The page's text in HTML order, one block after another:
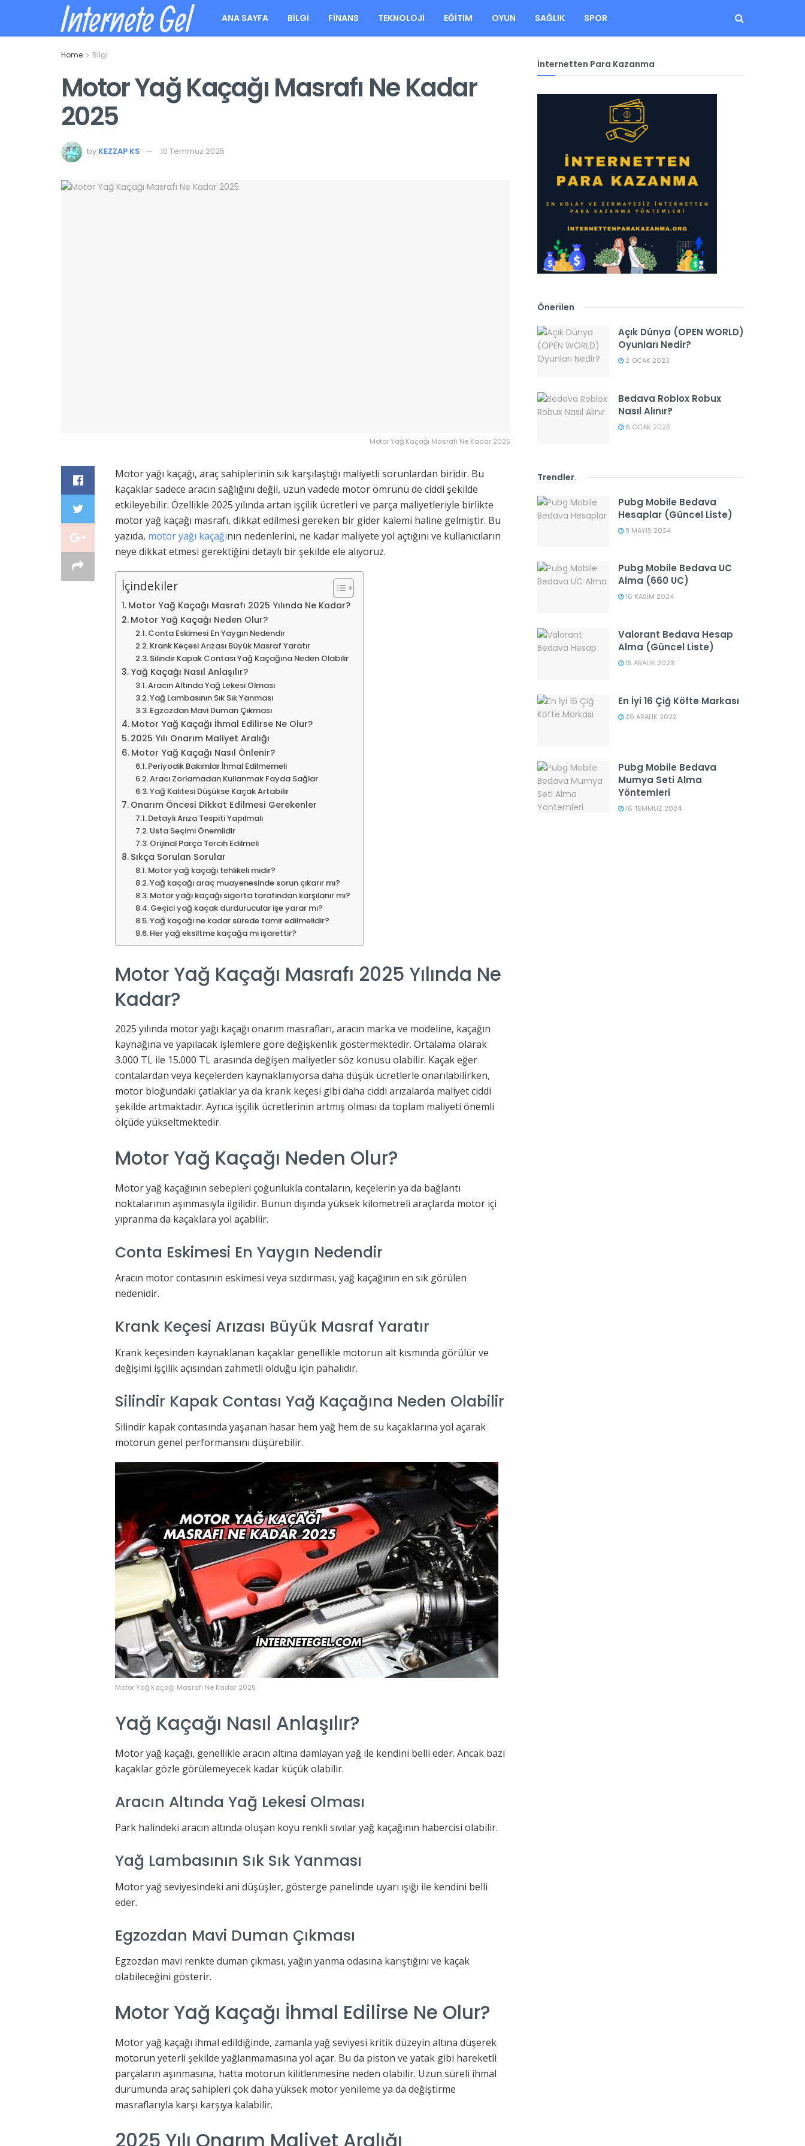
Internete Gel ANA SAYFA BILGI FINANS TEKNOLOJI EĞITIM OYUN SAĞLIK SPOR
Home Bilgi
Motor Yağ Kaçağı Masrafı Ne Kadar
2025
by KEZZAP KS 10 Temmuz 2025
Motor Yağ Kaçağı Masrafı Ne Kadar 2025
Motor yağı kaçağı, araç sahiplerinin sık karşılaştığı maliyetli sorunlardan biridir. Bu
kaçaklar sadece aracın sağlığını değil, uzun vadede motor ömrünü de ciddi şekilde
etkileyebilir. Özellikle 2025 yılında artan işçilik ücretleri ve parça maliyetleriyle birlikte
motor yağ kaçağı masrafı, dikkat edilmesi gereken bir gider kalemi haline gelmiştir. Bu
yazıda, motor yağı kaçağının nedenlerini, ne kadar maliyete yol açtığını ve kullanıcıların
neye dikkat etmesi gerektiğini detaylı bir şekilde ele alıyoruz.
İçindekiler
Motor Yağ Kaçağı Masrafı 2025 Yılında Ne Kadar?
Motor Yağ Kaçağı Neden Olur?
Conta Eskimesi En Yaygın Nedendir
Krank Keçesi Arızası Büyük Masraf Yaratır
Silindir Kapak Contası Yağ Kaçağına Neden Olabilir
Yağ Kaçağı Nasıl Anlaşılır?
Aracın Altında Yağ Lekesi Olması
Yağ Lambasının Sık Sık Yanması
Egzozdan Mavi Duman Çıkması
Motor Yağ Kaçağı İhmal Edilirse Ne Olur?
2025 Yılı Onarım Maliyet Aralığı
Motor Yağ Kaçağı Nasıl Önlenir?
Periyodik Bakımlar İhmal Edilmemeli
Aracı Zorlamadan Kullanmak Fayda Sağlar
Yağ Kalitesi Düşükse Kaçak Artabilir
Onarım Öncesi Dikkat Edilmesi Gerekenler
Detaylı Arıza Tespiti Yapılmalı
Usta Seçimi Önemlidir
Orijinal Parça Tercih Edilmeli
Sıkça Sorulan Sorular
Motor yağ kaçağı tehlikeli midir?
Yağ kaçağı araç muayenesinde sorun çıkarır mı?
Motor yağı kaçağı sigorta tarafından karşılanır mı?
Geçici yağ kaçak durdurucular işe yarar mı?
Yağ kaçağı ne kadar sürede tamir edilmelidir?
Her yağ eksiltme kaçağa mı işarettir?
Motor Yağ Kaçağı Masrafı 2025 Yılında Ne
Kadar?
2025 yılında motor yağı kaçağı onarım masrafları, aracın marka ve modeline, kaçağın
kaynağına ve yapılacak işlemlere göre değişkenlik göstermektedir. Ortalama olarak
3.000 TL ile 15.000 TL arasında değişen maliyetler söz konusu olabilir. Kaçak eğer
contalardan veya keçelerden kaynaklanıyorsa daha düşük ücretlerle onarılabilirken,
motor bloğundaki çatlaklar ya da krank keçesi gibi daha ciddi arızalarda maliyet ciddi
şekilde artmaktadır. Ayrıca işçilik ücretlerinin artmış olması da toplam maliyeti önemli
ölçüde yükseltmektedir.
Motor Yağ Kaçağı Neden Olur?
Motor yağ kaçağının sebepleri çoğunlukla contaların, keçelerin ya da bağlantı
noktalarının aşınmasıyla ilgilidir. Bunun dışında yüksek kilometreli araçlarda motor içi
yıpranma da kaçaklara yol açabilir.
Conta Eskimesi En Yaygın Nedendir
Aracın motor contasının eskimesi veya sızdırması, yağ kaçağının en sık görülen
nedenidir.
Krank Keçesi Arızası Büyük Masraf Yaratır
Krank keçesinden kaynaklanan kaçaklar genellikle motorun alt kısmında görülür ve
değişimi işçilik açısından zahmetli olduğu için pahalıdır.
Silindir Kapak Contası Yağ Kaçağına Neden Olabilir
Silindir kapak contasında yaşanan hasar hem yağ hem de su kaçaklarına yol açarak
motorun genel performansını düşürebilir.
Motor Yağ Kaçağı Masrafı Ne Kadar 2025
Yağ Kaçağı Nasıl Anlaşılır?
Motor yağ kaçağı, genellikle aracın altına damlayan yağ ile kendini belli eder. Ancak bazı
kaçaklar gözle görülemeyecek kadar küçük olabilir.
Aracın Altında Yağ Lekesi Olması
Park halindeki aracın altında oluşan koyu renkli sıvılar yağ kaçağının habercisi olabilir.
Yağ Lambasının Sık Sık Yanması
Motor yağ seviyesindeki ani düşüşler, gösterge panelinde uyarı ışığı ile kendini belli
eder.
Egzozdan Mavi Duman Çıkması
Egzozdan mavi renkte duman çıkması, yağın yanma odasına karıştığını ve kaçak
olabileceğini gösterir.
Motor Yağ Kaçağı İhmal Edilirse Ne Olur?
Motor yağ kaçağı ihmal edildiğinde, zamanla yağ seviyesi kritik düzeyin altına düşerek
motorun yeterli şekilde yağlanmamasına yol açar. Bu da piston ve yatak gibi hareketli
parçaların aşınmasına, hatta motorun kilitlenmesine neden olabilir. Uzun süreli ihmal
durumunda araç sahipleri çok daha yüksek motor yenileme ya da değiştirme
masraflarıyla karşı karşıya kalabilir.
2025 Yılı Onarım Maliyet Aralığı
İnternetten Para Kazanma
Önerilen
Açık Dünya (OPEN WORLD)
Oyunları Nedir?
2 OCAK 2023
Bedava Roblox Robux
Nasıl Alınır?
6 OCAK 2023
Trendler.
Pubg Mobile Bedava
Hesaplar (Güncel Liste)
9 MAYIS 2024
Pubg Mobile Bedava UC
Alma (660 UC)
16 KASIM 2024
Valorant Bedava Hesap
Alma (Güncel Liste)
15 ARALIK 2023
En İyi 16 Çiğ Köfte Markası
20 ARALIK 2022
Pubg Mobile Bedava
Mumya Seti Alma
Yöntemleri
16 TEMMUZ 2024